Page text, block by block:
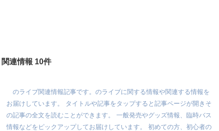
関連情報 10件
のライブ関連情報記事です。のライブに関する情報や関連する情報を
お届けしています。 タイトルや記事をタップすると記事ページが開きそ
の記事の全文を読むことができます。 一般発売やグッズ情報、臨時バス
情報などをピックアップしてお届けしています。 初めての方、初心者の